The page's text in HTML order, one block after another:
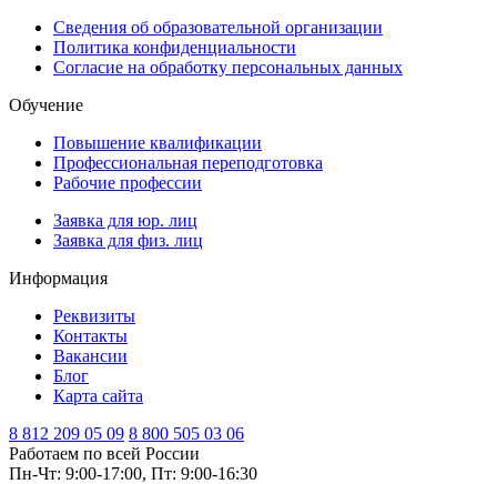
Сведения об образовательной организации
Политика конфиденциальности
Согласие на обработку персональных данных
Обучение
Повышение квалификации
Профессиональная переподготовка
Рабочие профессии
Заявка для юр. лиц
Заявка для физ. лиц
Информация
Реквизиты
Контакты
Вакансии
Блог
Карта сайта
8 812 209 05 09 8 800 505 03 06
Работаем по всей России
Пн-Чт: 9:00-17:00, Пт: 9:00-16:30